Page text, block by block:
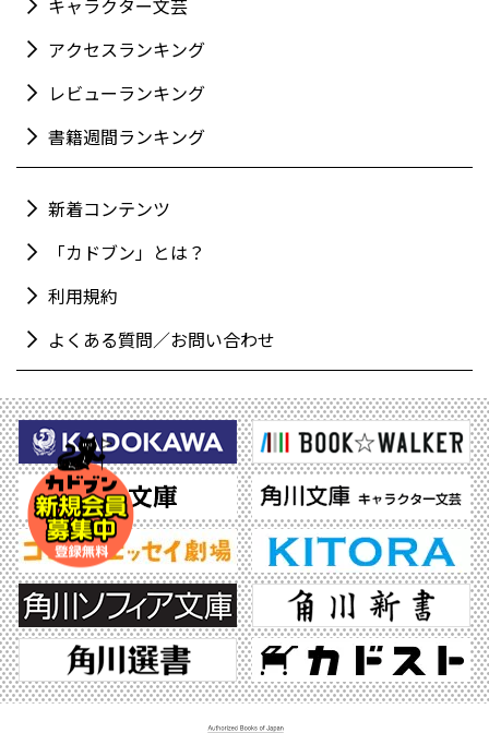
キャラクター文芸
アクセスランキング
レビューランキング
書籍週間ランキング
新着コンテンツ
「カドブン」とは？
利用規約
よくある質問／お問い合わせ